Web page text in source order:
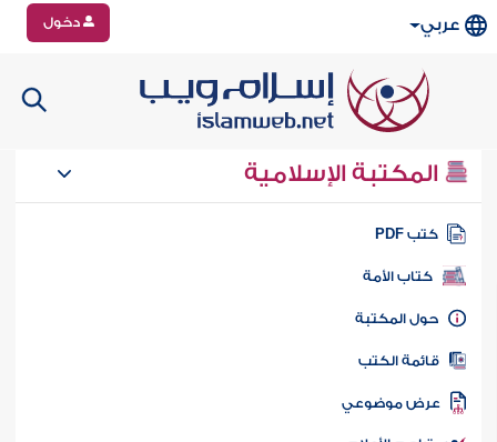
عربي دخول
المكتبة الإسلامية
كتب PDF
كتاب الأمة
المكتبة
الكتب